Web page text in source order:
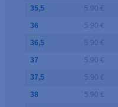
35,5 5.90 €
36 5.90 €
36,5 5.90 €
37 5.90 €
37,5 5.90 €
38 5.90 €